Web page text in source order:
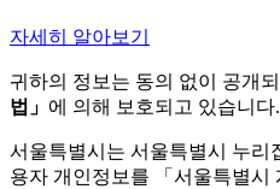
자세히 알아보기
귀하의 정보는 동의 없이 공개
법」 에 의해 보호되고 있습니다.
서울특별시는 서울특별시 누리
용자 개인정보를 「서울특별시